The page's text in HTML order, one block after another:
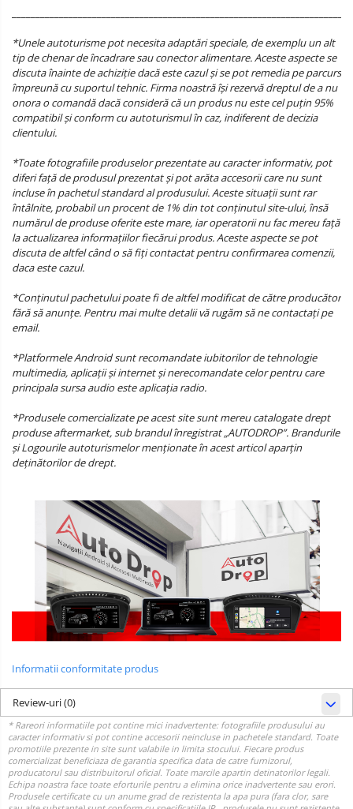
*Unele autoturisme pot necesita adaptări speciale, de exemplu un alt
tip de chenar de încadrare sau conector alimentare. Aceste aspecte se
discuta înainte de achiziție dacă este cazul și se pot remedia pe parcurs
împreună cu suportul tehnic. Firma noastră își rezervă dreptul de a nu
onora o comandă dacă consideră că un produs nu este cel puțin 95%
compatibil și conform cu autoturismul în caz, indiferent de decizia
clientului.
*Toate fotografiile produselor prezentate au caracter informativ, pot
diferi față de produsul prezentat și pot arăta accesorii care nu sunt
incluse în pachetul standard al produsului. Aceste situații sunt rar
întâlnite, probabil un procent de 1% din tot conținutul site-ului, însă
numărul de produse oferite este mare, iar operatorii nu fac mereu față
la actualizarea informațiilor fiecărui produs. Aceste aspecte se pot
discuta de altfel când o să fiți contactat pentru confirmarea comenzii,
daca este cazul.
*Conținutul pachetului poate fi de altfel modificat de către producător
fără să anunțe. Pentru mai multe detalii vă rugăm să ne contactați pe
email.
*Platformele Android sunt recomandate iubitorilor de tehnologie
multimedia, aplicații și internet și nerecomandate celor pentru care
principala sursa audio este aplicația radio.
*Produsele comercializate pe acest site sunt mereu catalogate drept
produse aftermarket, sub brandul înregistrat „AUTODROP”. Brandurile
și Logourile autoturismelor menționate în acest articol aparțin
deținătorilor de drept.
Informatii conformitate produs
Review-uri(0)